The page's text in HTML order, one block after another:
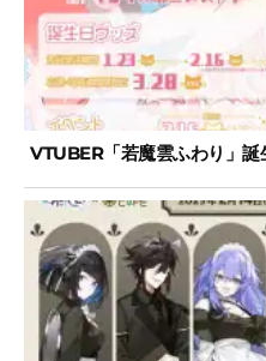
VTUBER「若魔雲ふわり」